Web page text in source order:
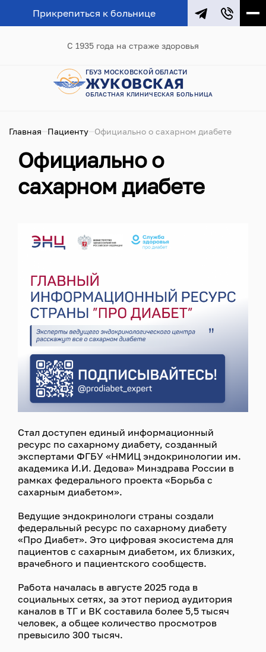
Прикрепиться к больнице
С 1935 года на страже здоровья
ГБУЗ МОСКОВСКОЙ ОБЛАСТИ
ЖУКОВСКАЯ
ОБЛАСТНАЯ КЛИНИЧЕСКАЯ БОЛЬНИЦА
Главная Пациенту Официально о сахарном диабете
Официально о
сахарном диабете
Стал доступен единый информационный
ресурс по сахарному диабету, созданный
экспертами ФГБУ «НМИЦ эндокринологии им.
академика И.И. Дедова» Минздрава России в
рамках федерального проекта «Борьба с
сахарным диабетом».
Ведущие эндокринологи страны создали
федеральный ресурс по сахарному диабету
«Про Диабет». Это цифровая экосистема для
пациентов с сахарным диабетом, их близких,
врачебного и пациентского сообществ.
Работа началась в августе 2025 года в
социальных сетях, за этот период аудитория
каналов в ТГ и ВК составила более 5,5 тысяч
человек, а общее количество просмотров
превысило 300 тысяч.